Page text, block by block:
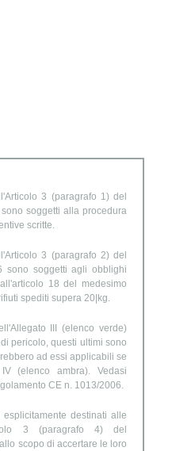
3 (paragrafo 1) del
soggetti alla procedura
scritte.
3 (paragrafo 2) del
sono soggetti agli obblighi
18 del medesimo
spediti supera 20|kg.
III (elenco verde)
pericolo, questi ultimi sono
ad essi applicabili se
(elenco ambra). Vedasi
CE n. 1013/2006.
destinati alle
3 (paragrafo 4) del
scopo di accertare le loro